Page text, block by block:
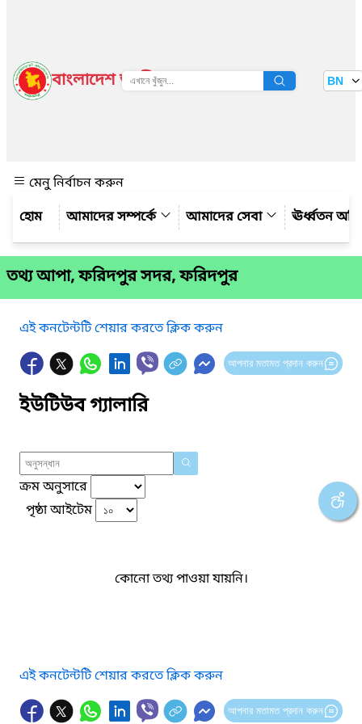
বাংলাদেশ জাতীয় তথ্য বাতায়ন BN
মেনু নির্বাচন করুন
আমাদের সম্পর্কে
আমাদের সেবা ঊর্ধ্বতন
তথ্য আপা, ফরিদপুর সদর, ফরিদপুর
এই কনটেন্টটি শেয়ার করতে ক্লিক করুন
আপনার মতামত প্রদান করুন
ইউটিউব গ্যালারি
ক্রম অনুসারে
পৃষ্ঠা আইটেম
কোনো তথ্য পাওয়া যায়নি।
এই কনটেন্টটি শেয়ার করতে ক্লিক করুন
আপনার মতামত প্রদান করুন